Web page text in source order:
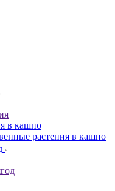
в кашпо
растения в кашпо